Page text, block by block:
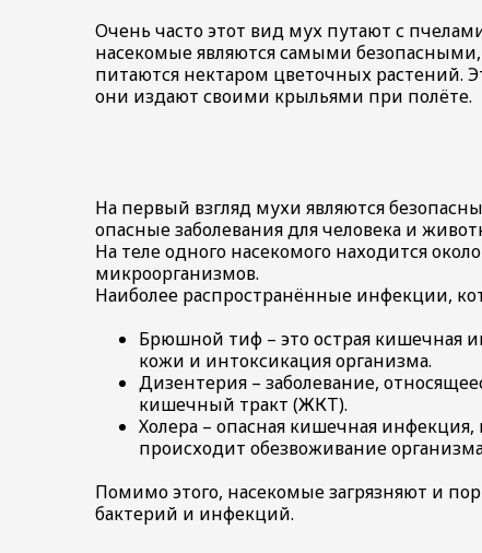
Очень часто этот вид мух путают с
насекомые являются самыми
питаются нектаром цветочных растений.
они издают своими крыльями при полёте.
На первый взгляд мухи являются
опасные заболевания для человека и
На теле одного насекомого находится
микроорганизмов.
Наиболее распространённые инфекции,
Брюшной тиф – это острая кишечная
кожи и интоксикация организма.
Дизентерия – заболевание,
кишечный тракт (ЖКТ).
Холера – опасная кишечная
происходит обезвоживание
Помимо этого, насекомые загрязняют и
бактерий и инфекций.